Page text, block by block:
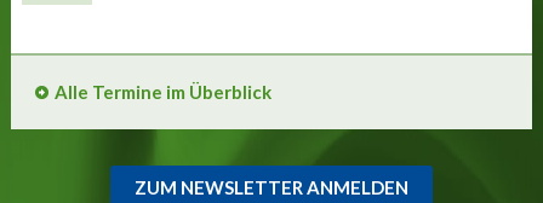
Alle Termine im Überblick
ZUM NEWSLETTER ANMELDEN